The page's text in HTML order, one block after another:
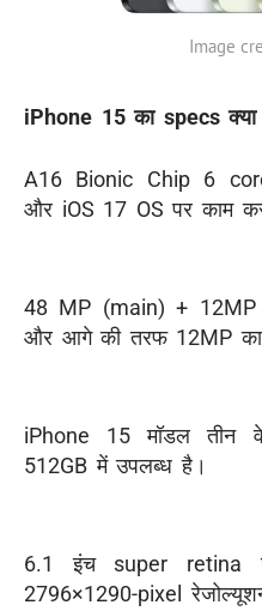
Image
iPhone 15 का specs क्या
A16 Bionic Chip 6
और iOS 17 OS पर काम
48 MP (main) +
और आगे की तरफ 12MP का
iPhone 15 मॉडल तीन
512GB में उपलब्ध है।
6.1 इंच super retina
2796×1290-pixel